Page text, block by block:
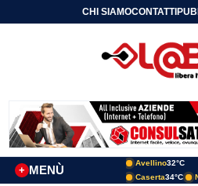
CHI SIAMOCONTATTI
MENÙ
+
Avellino32°C
Caserta34°C